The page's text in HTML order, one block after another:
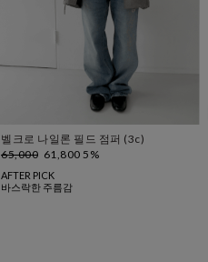
벨크로 나일론 필드 점퍼 (3c)
65,000 61,800 5%
AFTER PICK
바스락한 주름감